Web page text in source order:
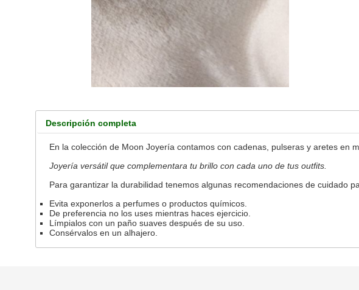
Descripción completa
En la colección de Moon Joyería contamos con cadenas, pulseras y aretes en
Joyería versátil que complementara tu brillo con cada uno de tus outfits.
Para garantizar la durabilidad tenemos algunas recomendaciones de cuidado
Evita exponerlos a perfumes o productos químicos.
De preferencia no los uses mientras haces ejercicio.
Límpialos con un paño suaves después de su uso.
Consérvalos en un alhajero.